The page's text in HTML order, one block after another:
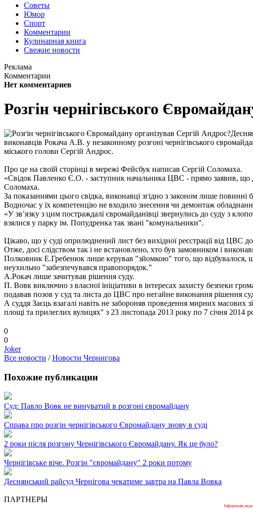
Советы
Юмор
Спорт
Комментарии
Кулинарная книга
Свежие новости
Реклама
Комментарии
Нет комментариев
Розгін чернігівського
виконавців Рокача А.В. у незаконному розгоні чернігівського
міського голови Сергій Андрос.
Про це на своїй сторінці в мережі Фейсбук написав Сергій Соломаха.
«Свідок Павленко Є.О. - заступник начальника ЦВС - прямо заявив, що
Соломаха.
За показаннями цього свідка, виконавці згідно з законом лише
Водночас у їх компетенцію не входило знесення чи демонтаж
«У зв’язку з цим постраждалі євромайданівці звернулись до суду з
взялися у парку ім. Попудренка так звані "комунальники".
Цікаво, що у суді оприлюднений лист без вихідної реєстрації від ЦВС
Отже, досі слідством так і не встановлено, хто був замовником і
Полковник Е.Гребенюк лише керував "зйомкою" того, що відбувалося,
неухильно "забезпечувався правопорядок."
А.Рокач лише зачитував рішення суду.
П. Вовк виключно з власної ініціативи в інтересах захисту безпеки
подавав позов у суд та листа до ЦВС про негайне виконання рішення
А суддя Заєць взагалі навіть не забороняв проведення мирних масових
площі та прилеглих вулицях" з 23 листопада 2013 року по 7 січня 2014
0
0
Joker
Все новости /Новости Чернигова
Похожие публикации
Суд: Павло Вовк не винуватий в розгоні євромайдану
Справа про розгін чернігівського Євромайдану знову в суді
2 роки після розгону Чернігівського Євромайдану. Як це було?
Чернігівське віче. Розгін "євромайдану" 2 роки потому
Деснянський райсуд Чернігова чекатиме завтра на Павла Вовка
ПАРТНЕРЫ
Інформація